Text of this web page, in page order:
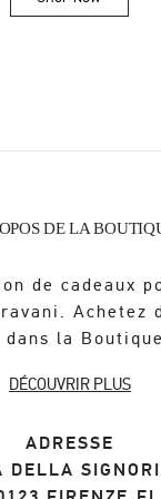
Link Opens in
DE LA
de cadeaux
Achetez
dans la
DÉCOUVRIR PLUS
ADRESSE
DELLA